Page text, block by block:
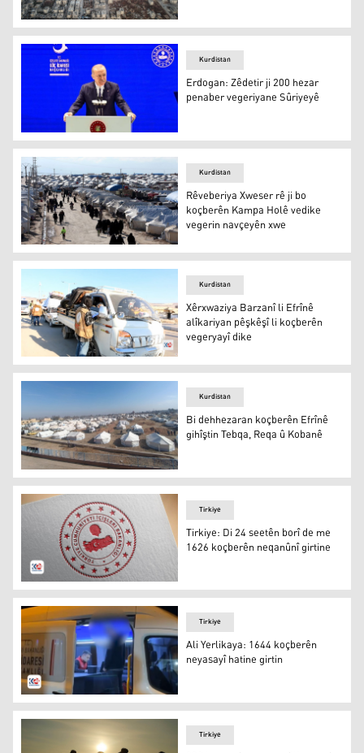
Efrîn: Vegera kurdan berdewam e, lê malên wan
Erdogan: Zêdetir ji 200 hezar penaber vegeriyane
Kurdistan
Erdogan: Zêdetir ji 200 hezar
penaber vegeriyane Sûriyeyê
Rêveberiya Xweser rê ji bo koçberên Kampa Holê
Kurdistan
Rêveberiya Xweser rê ji bo
koçberên Kampa Holê vedike
vegerin navçeyên xwe
Xêrxwaziya Barzanî li Efrînê alîkariyan pêşkêşî li
Kurdistan
Xêrxwaziya Barzanî li Efrînê
alîkariyan pêşkêşî li koçberên
vegeryayî dike
Bi dehhezaran koçberên Efrînê gihîştin Tebqa, Reqa û
Kurdistan
Bi dehhezaran koçberên Efrînê
gihîştin Tebqa, Reqa û Kobanê
Tirkiye: Di 24 seetên borî de me 1626 koçberên
Tirkiye
Tirkiye: Di 24 seetên borî de me
1626 koçberên neqanûnî girtine
Ali Yerlikaya: 1644 koçberên neyasayî hatine girtin
Tirkiye
Ali Yerlikaya: 1644 koçberên
neyasayî hatine girtin
Tirkiye